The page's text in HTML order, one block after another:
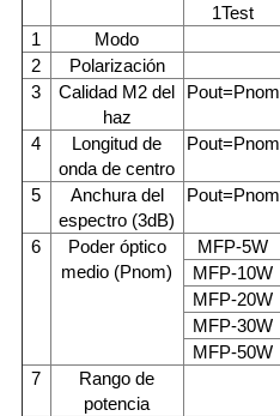
1Test
1 Modo
2
Polarización
3
Calidad M2 del
haz
Pout=Pnom
4
Longitud de
onda de centro
Pout=Pnom
5
Anchura del
espectro (3dB)
Pout=Pnom
6
Poder óptico
medio (Pnom)
MFP-5W
MFP-10W
MFP-20W
MFP-30W
MFP-50W
7
Rango de
potencia